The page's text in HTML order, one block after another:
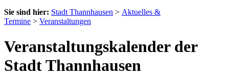
Sie sind hier: Stadt Thannhausen > Aktuelles &
Termine > Veranstaltungen
Veranstaltungskalender der
Stadt Thannhausen